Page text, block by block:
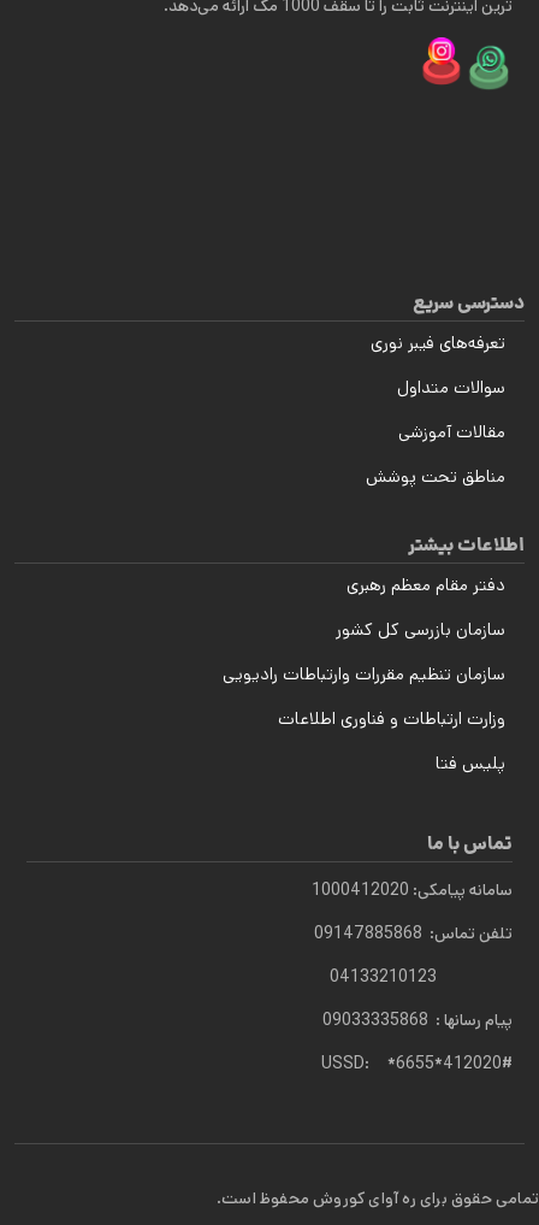
ترین اینترنت ثابت را تا سقف 1000 مگ ارائه می‌دهد.
دسترسی سریع
تعرفه‌های فیبر نوری
سوالات متداول
مقالات آموزشی
مناطق تحت پوشش
اطلاعات بیشتر
دفتر مقام معظم رهبری
سازمان بازرسی کل کشور
سازمان تنظیم مقررات وارتباطات رادیویی
وزارت ارتباطات و فناوری اطلاعات
پلیس فتا
تماس با ما
سامانه پیامکی: 1000412020
تلفن تماس: 09147885868
پیام رسانها : 09033335868
USSD: *6655*412020#
تمامی حقوق برای ره آوای کوروش محفوظ است.